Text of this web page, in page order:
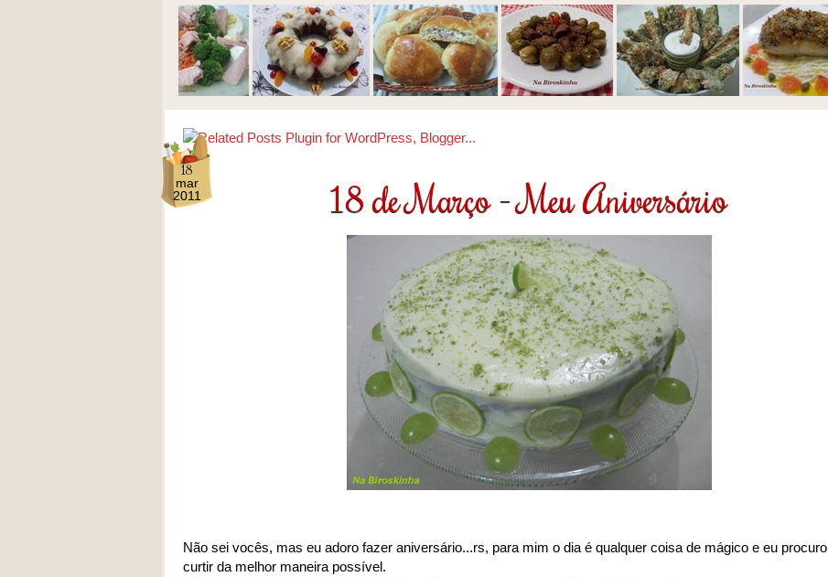
18
mar
2011
18 de Março - Meu Aniversário
Não sei vocês, mas eu adoro fazer aniversário...rs, para mim o dia é qualquer coisa de mágico e eu procuro
curtir da melhor maneira possível.